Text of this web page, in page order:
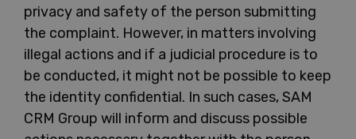
privacy and safety of the person submitting
the complaint. However, in matters involving
illegal actions and if a judicial procedure is to
be conducted, it might not be possible to keep
the identity confidential. In such cases, SAM
CRM Group will inform and discuss possible